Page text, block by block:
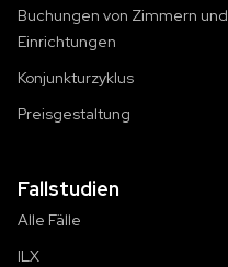
Buchungen von Zimmern und
Einrichtungen
Konjunkturzyklus
Preisgestaltung
Fallstudien
Alle Fälle
ILX